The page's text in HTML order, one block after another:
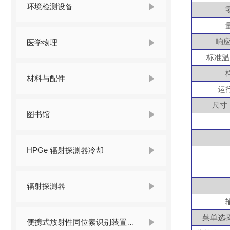
环境检测设备
医学物理
材料与配件
图书馆
HPGe 辐射探测器冷却
辐射探测器
便携式放射性同位素识别装置 （RIID）
响
标准
运
尺寸
菜单选